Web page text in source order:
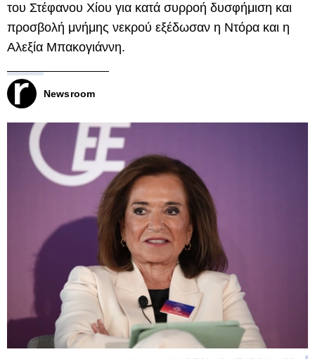
του Στέφανου Χίου για κατά συρροή δυσφήμιση και
προσβολή μνήμης νεκρού εξέδωσαν η Ντόρα και η
Αλεξία Μπακογιάννη.
Newsroom